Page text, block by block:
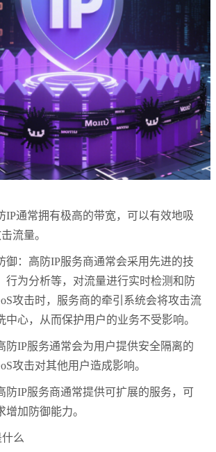
通常拥有极高的带宽，可以有效地吸
流量。
：高防IP服务商通常会采用先进的技
行为分析等，对流量进行实时检测和防
攻击时，服务商的牵引系统会将攻击流
中心，从而保护用户的业务不受影响。
IP服务通常会为用户提供安全隔离的
攻击对其他用户造成影响。
IP服务商通常提供可扩展的服务，可
加防御能力。
么